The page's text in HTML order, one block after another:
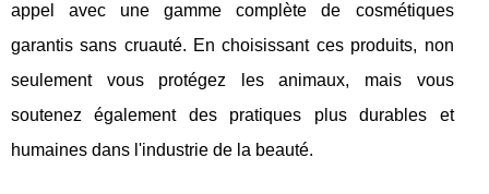
appel avec une gamme complète de cosmétiques
garantis sans cruauté. En choisissant ces produits, non
seulement vous protégez les animaux, mais vous
soutenez également des pratiques plus durables et
humaines dans l'industrie de la beauté.